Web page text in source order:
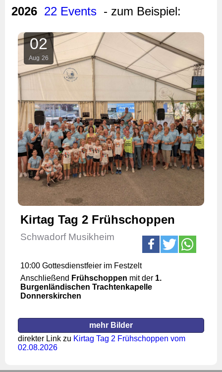
2026 22 Events - zum Beispiel:
02
Aug 26
Kirtag Tag 2 Frühschoppen
Schwadorf Musikheim
10:00 Gottesdienstfeier im Festzelt
Anschließend Frühschoppen mit der 1.
Burgenländischen Trachtenkapelle
Donnerskirchen
mehr Bilder
direkter Link zu Kirtag Tag 2 Frühschoppen vom
02.08.2026